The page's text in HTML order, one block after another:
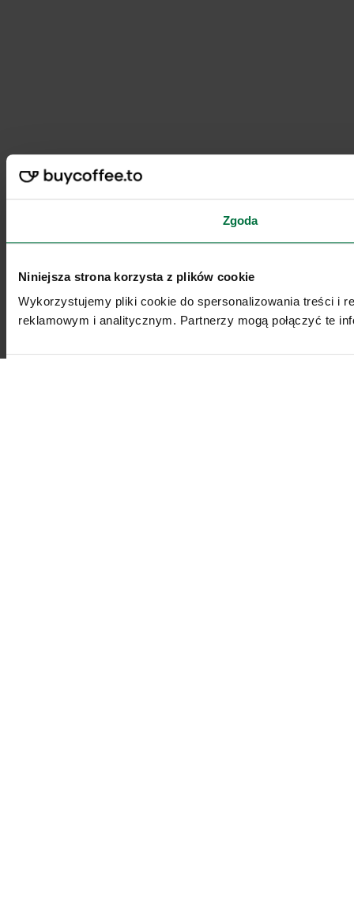
Zgoda
Niniejsza strona korzysta z plików cookie
Wykorzystujemy pliki cookie do spersonalizowania treści i
reklamowym i analitycznym. Partnerzy mogą połączyć te